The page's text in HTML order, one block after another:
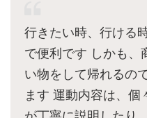
行きたい時、行ける
で便利です しかも、
い物をして帰れるの
ます 運動内容は、個